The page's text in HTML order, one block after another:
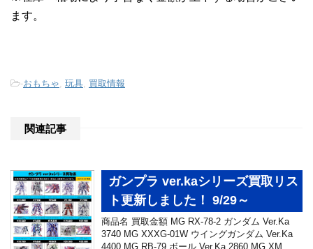
ます。
-おもちゃ 玩具 買取情報
関連記事
ガンプラ ver.kaシリーズ買取リス
ト更新しました！ 9/29～
商品名 買取金額 MG RX-78-2 ガンダム Ver.Ka
3740 MG XXXG-01W ウイングガンダム Ver.Ka
4400 MG RB-79 ボール Ver.Ka 2860 MG XM …